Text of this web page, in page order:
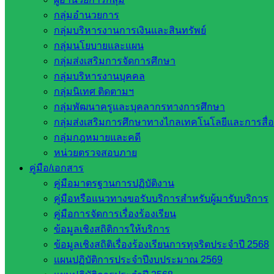
กลุ่มอำนวยการ
กลุ่มบริหารงานการเงินและสินทรัพย์
กลุ่มนโยบายและแผน
กลุ่มส่งเสริมการจัดการศึกษา
กลุ่มบริหารงานบุคคล
กลุ่มนิเทศ ติดตามฯ
กลุ่มพัฒนาครูและบุคลากรทางการศึกษา
กลุ่มส่งเสริมการศึกษาทางไกลเทคโนโลยีและการสื่
กลุ่มกฎหมายและคดี
หน่วยตรวจสอบภาย
คู่มือ/เอกสาร
คู่มือมาตรฐานการปฏิบัติงาน
คู่มือหรือแนวทางขอรับบริการสำหรับผู้มารับบริการ
คู่มือการจัดการเรื่องร้องเรียน
ข้อมูลเชิงสถิติการให้บริการ
ข้อมูลเชิงสถิติเรื่องร้องเรียนการทุจริตประจำปี 2568
แผนปฏิบัติการประจำปีงบประมาณ 2569